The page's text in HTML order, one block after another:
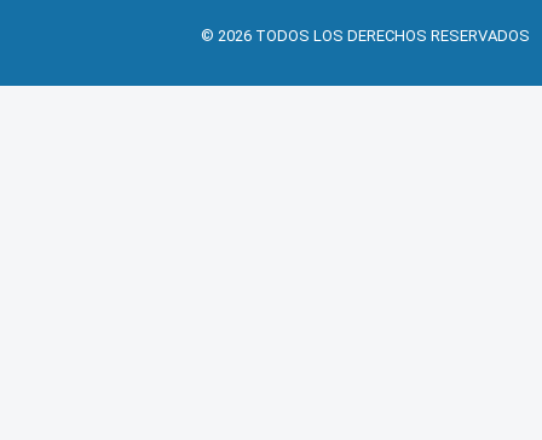
© 2026 TODOS LOS DERECHOS RESERVADOS